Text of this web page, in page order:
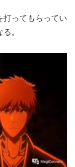
打ってもらってい
。